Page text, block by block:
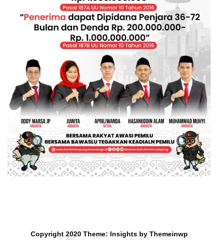
Copyright 2020 Theme: Insightsby Themeinwp